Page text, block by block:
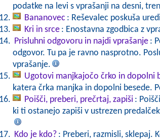
podatke na levi s vprašanji na desni,
Bananovec : Reševalec poskuša
Kri in srce : Enostavna zgodbica z
Prisluhni odgovoru in najdi vprašanje :
odgovor. Tu pa je ravno nasprotno.
vprašanje.
Ugotovi manjkajočo črko in dopolni
katera črka manjka in dopolni besede.
Poišči, preberi, prečrtaj, zapiši :
ki ti ostanejo zapiši v ustrezen
Kdo je kdo? : Preberi, razmisli, sklepaj.